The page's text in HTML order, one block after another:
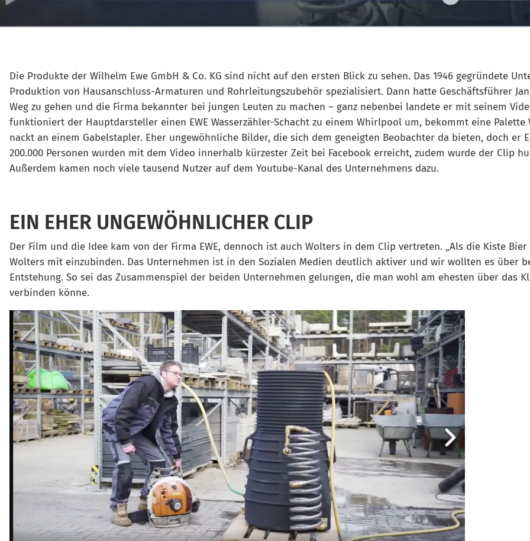
Die Produkte der Wilhelm Ewe GmbH & Co. KG sind nicht auf den ersten Blick zu sehen. Das 1946 gegründete
Produktion von Hausanschluss-Armaturen und Rohrleitungszubehör spezialisiert. Dann hatte Geschäftsführer
Weg zu gehen und die Firma bekannter bei jungen Leuten zu machen – ganz nebenbei landete er mit seinem
funktioniert der Hauptdarsteller einen EWE Wasserzähler-Schacht zu einem Whirlpool um, bekommt eine
nackt an einem Gabelstapler. Eher ungewöhnliche Bilder, die sich dem geneigten Beobachter da bieten, doch er
200.000 Personen wurden mit dem Video innerhalb kürzester Zeit bei Facebook erreicht, zudem wurde der Clip
Außerdem kamen noch viele tausend Nutzer auf dem Youtube-Kanal des Unternehmens dazu.
EIN EHER UNGEWÖHNLICHER CLIP
Der Film und die Idee kam von der Firma EWE, dennoch ist auch Wolters in dem Clip vertreten. „Als die Kiste
Wolters mit einzubinden. Das Unternehmen ist in den Sozialen Medien deutlich aktiver und wir wollten es über
Entstehung. So sei das Zusammenspiel der beiden Unternehmen gelungen, die man wohl am ehesten über das
verbinden könne.